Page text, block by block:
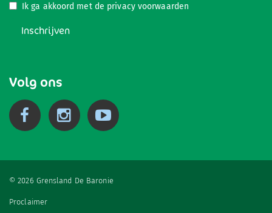
Ik ga akkoord met de privacy voorwaarden
Inschrijven
Volg ons
© 2026 Grensland De Baronie
Proclaimer